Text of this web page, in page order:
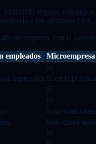
33 RGPD impone
a los afectados
de empresa, con la
empleados Microempresa
Sí
especiales Sí en la práctica
Sí
Sí
Solo si alto
Solo casos
Sí